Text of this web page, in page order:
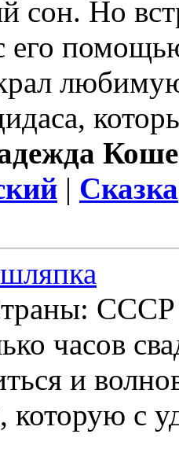
сон. Но
| Сказка
СССР
часов
и
с